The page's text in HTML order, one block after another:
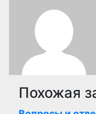
записям
Похожая